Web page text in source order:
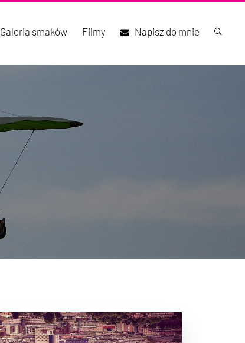
Galeria smaków Filmy Napisz do mnie